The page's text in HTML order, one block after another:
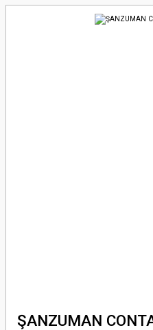
ŞANZUMAN